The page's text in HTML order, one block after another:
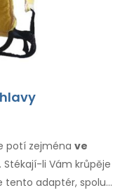
potí zejména ve
. Stékají-li Vám krůpěje
tento adaptér, spolu